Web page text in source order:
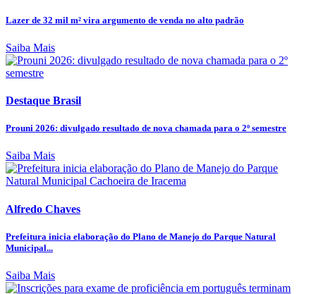
Lazer de 32 mil m² vira argumento de venda no alto padrão
Saiba Mais
Destaque Brasil
Prouni 2026: divulgado resultado de nova chamada para o 2º semestre
Saiba Mais
Alfredo Chaves
Prefeitura inicia elaboração do Plano de Manejo do Parque Natural
Municipal...
Saiba Mais